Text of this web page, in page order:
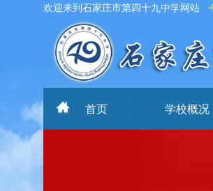
欢迎来到石家庄市第四十九中学网站
首页 学校概况